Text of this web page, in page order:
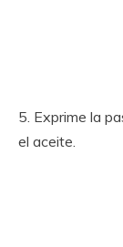
5. Exprime la
el aceite.